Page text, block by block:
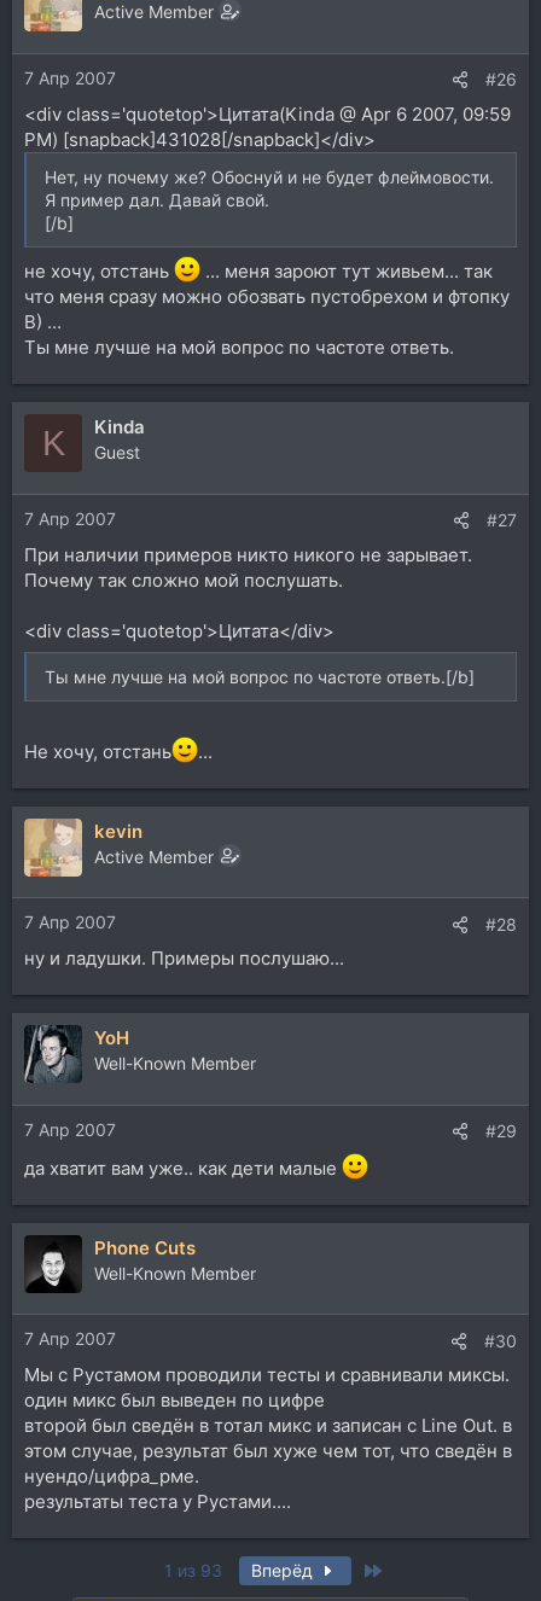
Active Member
7 Апр 2007 #26
<div class='quotetop'>Цитата(Kinda @ Apr 6 2007, 09:59
PM) [snapback]431028[/snapback]</div>
Нет, ну почему же? Обоснуй и не будет флеймовости.
Я пример дал. Давай свой.
[/b]
не хочу, отстань
... меня зароют тут живьем... так
что меня сразу можно обозвать пустобрехом и фтопку
B) ...
Ты мне лучше на мой вопрос по частоте ответь.
K Kinda
Guest
7 Апр 2007 #27
При наличии примеров никто никого не зарывает.
Почему так сложно мой послушать.
<div class='quotetop'>Цитата</div>
Ты мне лучше на мой вопрос по частоте ответь.[/b]
Не хочу, отстань ...
kevin
Active Member
7 Апр 2007 #28
ну и ладушки. Примеры послушаю...
YoH
Well-Known Member
7 Апр 2007 #29
да хватит вам уже.. как дети малые
Phone Cuts
Well-Known Member
7 Апр 2007 #30
Мы с Рустамом проводили тесты и сравнивали миксы.
один микс был выведен по цифре
второй был сведён в тотал микс и записан с Line Out. в
этом случае, результат был хуже чем тот, что сведён в
нуендо/цифра_рме.
результаты теста у Рустами....
1 из 93 Вперёд